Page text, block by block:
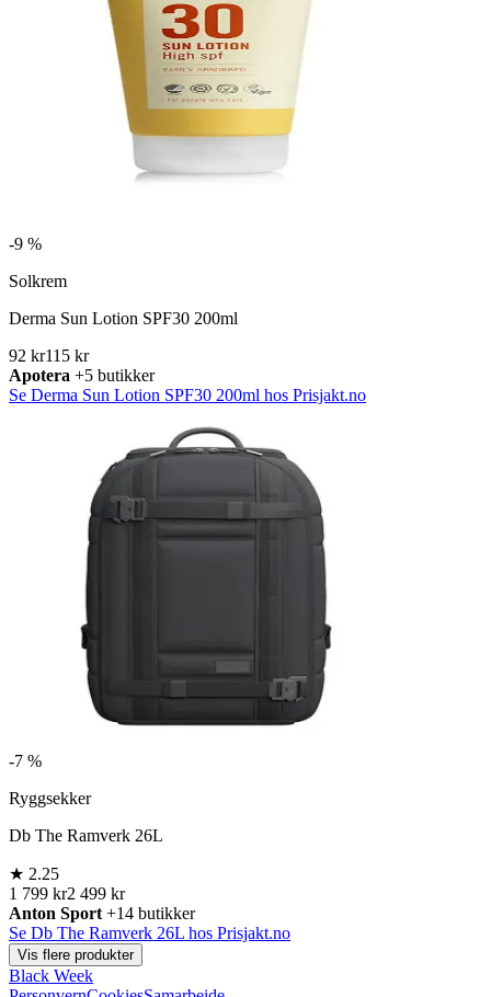
-9 %
Solkrem
Derma Sun Lotion SPF30 200ml
92 kr115 kr
Apotera +5 butikker
Se Derma Sun Lotion SPF30 200ml hos Prisjakt.no
-7 %
Ryggsekker
Db The Ramverk 26L
★ 2.25
1 799 kr2 499 kr
Anton Sport +14 butikker
Se Db The Ramverk 26L hos Prisjakt.no
Vis flere produkter
Black Week